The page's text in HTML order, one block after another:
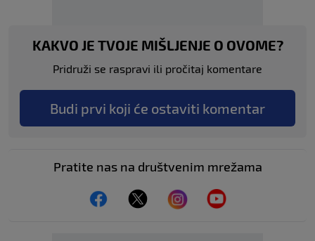
KAKVO JE TVOJE MIŠLJENJE O OVOME?
Pridruži se raspravi ili pročitaj komentare
Budi prvi koji će ostaviti komentar
Pratite nas na društvenim mrežama